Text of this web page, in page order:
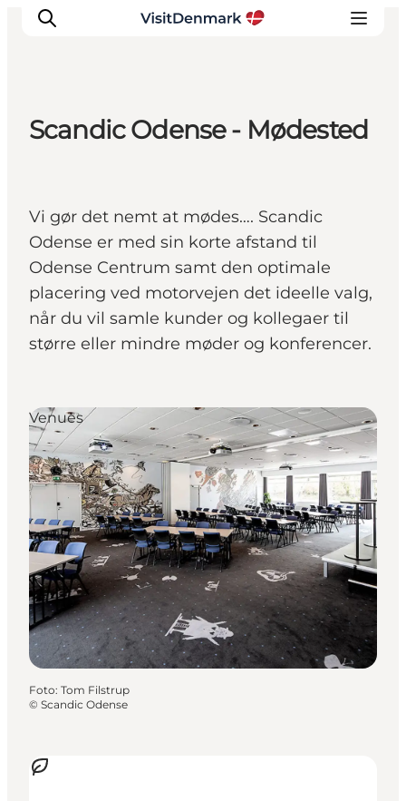
Oplevelser
Overnatning
Planlæg ferien
Scandic Odense - Mødested
Vi gør det nemt at mødes…. Scandic
Odense er med sin korte afstand til
Odense Centrum samt den optimale
placering ved motorvejen det ideelle valg,
når du vil samle kunder og kollegaer til
større eller mindre møder og konferencer.
Venues
Foto: Tom Filstrup
© Scandic Odense